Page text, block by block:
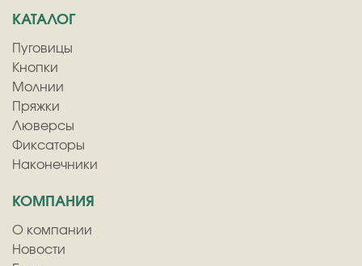
КАТАЛОГ
Пуговицы
Кнопки
Молнии
Пряжки
Люверсы
Фиксаторы
Наконечники
КОМПАНИЯ
О компании
Новости